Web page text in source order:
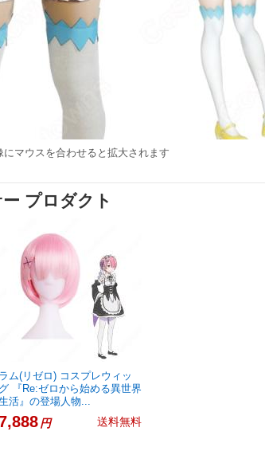
にマウスを合わせると拡大されます
プロダクト
ラム(リゼロ) コスプレウィッ
グ 『Re:ゼロから始める異世界
活』の登場人物...
円 送料無料